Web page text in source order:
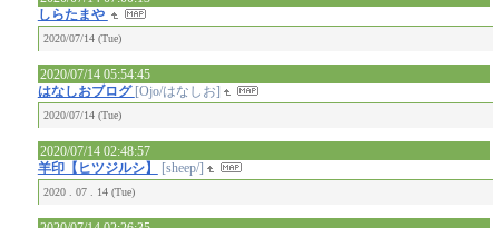
しらたまや
2020/07/14 (Tue)
2020/07/14 05:54:45
はなしおブログ [Ojo/はなしお]
2020/07/14 (Tue)
2020/07/14 02:48:57
羊印【ヒツジルシ】
[sheep/]
2020 . 07 . 14 (Tue)